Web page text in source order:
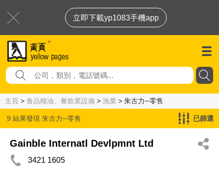
立即下載yp1083手機app
主頁 > 食品糧油、餐飲業設備 > 漁業 > 朱古力─零售
9 結果發現 朱古力─零售 已篩選
Gainble Internatl Devlpmnt Ltd
3421 1605